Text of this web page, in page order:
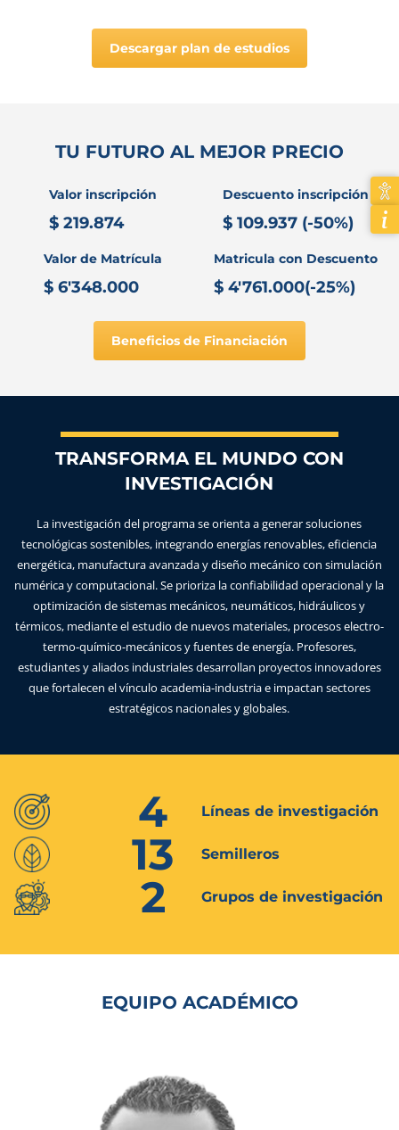
Descargar plan de estudios
TU FUTURO AL MEJOR PRECIO
Valor inscripción
$ 219.874
Descuento inscripción
$ 109.937 (-50%)
Valor de Matrícula
$ 6'348.000
Matricula con Descuento
$ 4'761.000(-25%)
Beneficios de Financiación
TRANSFORMA EL MUNDO CON
INVESTIGACIÓN
La investigación del programa se orienta a generar soluciones
tecnológicas sostenibles, integrando energías renovables, eficiencia
energética, manufactura avanzada y diseño mecánico con simulación
numérica y computacional. Se prioriza la confiabilidad operacional y la
optimización de sistemas mecánicos, neumáticos, hidráulicos y
térmicos, mediante el estudio de nuevos materiales, procesos electro-
termo-químico-mecánicos y fuentes de energía. Profesores,
estudiantes y aliados industriales desarrollan proyectos innovadores
que fortalecen el vínculo academia-industria e impactan sectores
estratégicos nacionales y globales.
4 Líneas de investigación
13 Semilleros
2 Grupos de investigación
EQUIPO ACADÉMICO